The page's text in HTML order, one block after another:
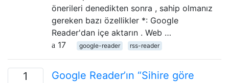
önerileri denedikten sonra , sahip olmanız
gereken bazı özellikler *: Google
Reader'dan içe aktarın . Web …
17
google-reader rss-reader
1
Google Reader’ın “Sihire göre